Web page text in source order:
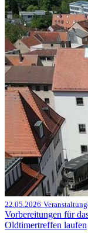
22.05.2026
Vorbereitungen für
Oldtimertreffen laufen